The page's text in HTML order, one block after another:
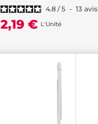
4.8/5 - 13 avis
2,19 € L'Unité